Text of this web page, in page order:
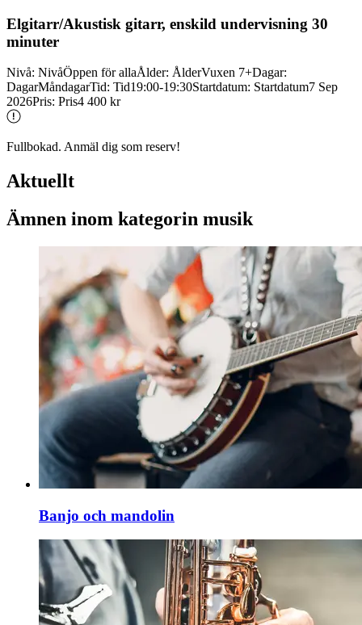
Elgitarr/Akustisk gitarr, enskild undervisning 30
minuter
Nivå: NivåÖppen för allaÅlder: ÅlderVuxen 7+Dagar:
DagarMåndagarTid: Tid19:00-19:30Startdatum: Startdatum7 Sep
2026Pris: Pris4 400 kr
Fullbokad. Anmäl dig som reserv!
Aktuellt
Ämnen inom kategorin musik
Banjo och mandolin